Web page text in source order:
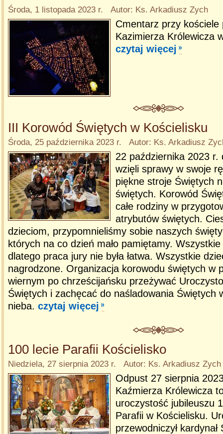
Środa, 1 listopada 2023 r. Autor: Ks. Arkadiusz Zych
Cmentarz przy kościele
Kazimierza Królewicza
czytaj więcej
III Korowód Świętych w Kościelisku
Środa, 25 października 2023 r. Autor: Ks. Arkadiusz
22 października 2023 r.
wzięli sprawy w swoje
piękne stroje Świętych
świętych. Korowód
całe rodziny w
atrybutów świętych.
dzieciom, przypomnieliśmy sobie naszych
których na co dzień mało pamiętamy.
dlatego praca jury nie była łatwa. Wszystkie
nagrodzone. Organizacja korowodu świętych w
wiernym po chrześcijańsku przeżywać
Świętych i zachęcać do naśladowania Świętych
nieba. czytaj więcej
100 lecie Parafii Kościelisko
Niedziela, 27 sierpnia 2023 r. Autor: Ks. Arkadiusz Zych
Odpust 27 sierpnia
Kaźmierza Królewicza
uroczystość jubileuszu
Parafii w Kościelisku.
przewodniczył kardynał